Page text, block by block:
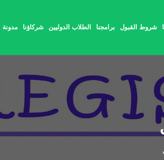
شروط القبول برامجنا الطلاب الدوليين شركاؤنا مدونة